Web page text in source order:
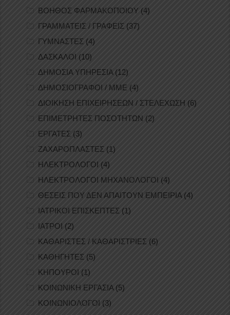
ΒΟΗΘΟΣ ΦΑΡΜΑΚΟΠΟΙΟΥ (4)
ΓΡΑΜΜΑΤΕΙΣ / ΓΡΑΦΕΙΣ (37)
ΓΥΜΝΑΣΤΕΣ (4)
ΔΑΣΚΑΛΟΙ (10)
ΔΗΜΟΣΙΑ ΥΠΗΡΕΣΙΑ(12)
ΔΗΜΟΣΙΟΓΡΑΦΟΙ / ΜΜΕ (4)
ΔΙΟΙΚΗΣΗ ΕΠΙΧΕΙΡΗΣΕΩΝ / ΣΤΕΛΕΧΩΣΗ (6)
ΕΠΙΜΕΤΡΗΤΕΣ ΠΟΣΟΤΗΤΩΝ (2)
ΕΡΓΑΤΕΣ (3)
ΖΑΧΑΡΟΠΛΑΣΤΕΣ (1)
ΗΛΕΚΤΡΟΛΟΓΟΙ (4)
ΗΛΕΚΤΡΟΛΟΓΟΙ ΜΗΧΑΝΟΛΟΓΟΙ (4)
ΘΕΣΕΙΣ ΠΟΥ ΔΕΝ ΑΠΑΙΤΟΥΝ ΕΜΠΕΙΡΙΑ(4)
ΙΑΤΡΙΚΟΙ ΕΠΙΣΚΕΠΤΕΣ (1)
ΙΑΤΡΟΙ (2)
ΚΑΘΑΡΙΣΤΕΣ / ΚΑΘΑΡΙΣΤΡΙΕΣ (6)
ΚΑΘΗΓΗΤΕΣ (5)
ΚΗΠΟΥΡΟΙ (1)
ΚΟΙΝΩΝΙΚΗ ΕΡΓΑΣΙΑ(5)
ΚΟΙΝΩΝΙΟΛΟΓΟΙ (3)